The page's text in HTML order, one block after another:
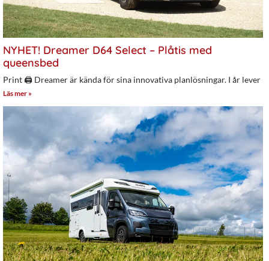
NYHET! Dreamer D64 Select – Plåtis med
queensbed
Print 🖨 Dreamer är kända för sina innovativa planlösningar. I år lever
Läs mer »